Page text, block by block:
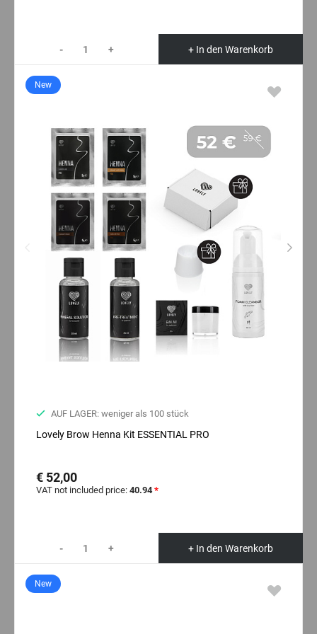
- + + In den Warenkorb
New
AUF LAGER: weniger als 100 stück
Lovely Brow Henna Kit ESSENTIAL PRO
€ 52,00
VAT not included price: 40.94 *
- + + In den Warenkorb
New